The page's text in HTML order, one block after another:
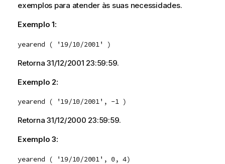
exemplos para atender às suas necessidades.
Exemplo 1:
yearend ( '19/10/2001' )
Retorna 31/12/2001 23:59:59.
Exemplo 2:
yearend ( '19/10/2001', -1 )
Retorna 31/12/2000 23:59:59.
Exemplo 3:
yearend ( '19/10/2001', 0, 4)